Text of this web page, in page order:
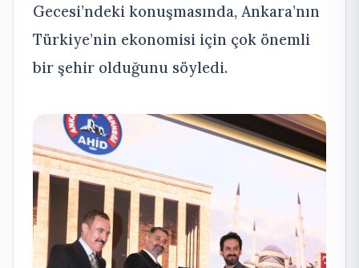
Gecesi’ndeki konuşmasında, Ankara’nın
Türkiye’nin ekonomisi için çok önemli
bir şehir olduğunu söyledi.